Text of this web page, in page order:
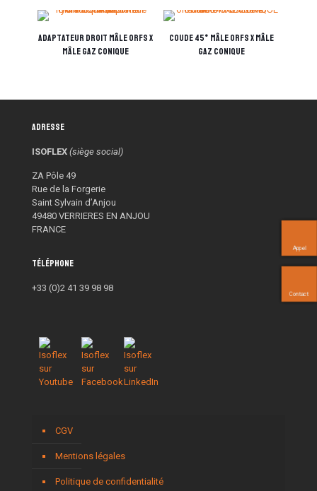
Adaptateur droit mâle ORFS x
mâle Gaz conique
Coude 45° mâle ORFS x mâle
Gaz conique
Adresse
ISOFLEX (siège social)
ZA Pôle 49
Rue de la Forgerie
Saint Sylvain d’Anjou
49480 VERRIERES EN ANJOU
FRANCE
Téléphone
+33 (0)2 41 39 98 98
CGV
Mentions légales
Politique de confidentialité
Appel
Contact